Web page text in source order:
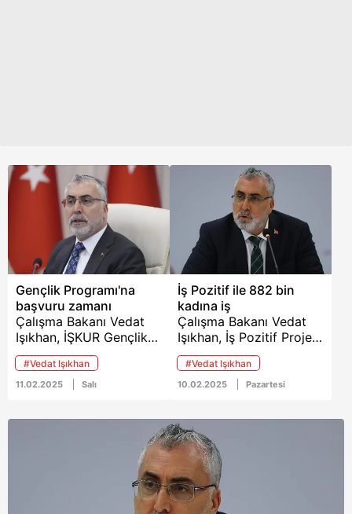
konuşulmaya başladı.
Özellikle 3 formül öne
çıktı. Peki emekliler ne
zaman ve ne kadar
ikramiye alabilecek? İşte
bu soruların yanıtları…
Gençlik Programı'na
başvuru zamanı
Çalışma Bakanı Vedat
Işıkhan, İŞKUR Gençlik
Programı'nın
başvurularının
başladığını duyurdu.
#Vedat Işıkhan
11.02.2025 Salı
İş Pozitif ile 882 bin
kadına iş
Çalışma Bakanı Vedat
Işıkhan, İş Pozitif Projesi
ile 1 yılda 882 bin 225
kadının istihdama
kazandırıldığını açıkladı.
#Vedat Işıkhan
10.02.2025 Pazartesi